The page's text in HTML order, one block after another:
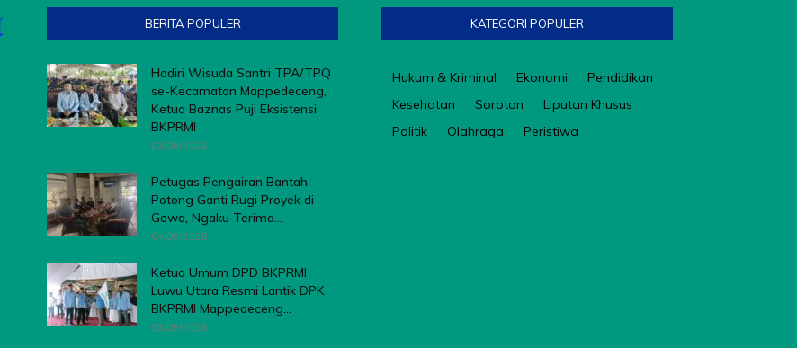
BERITA POPULER
Hadiri Wisuda Santri TPA/TPQ
se-Kecamatan Mappedeceng,
Ketua Baznas Puji Eksistensi
BKPRMI
03/08/2026
Petugas Pengairan Bantah
Potong Ganti Rugi Proyek di
Gowa, Ngaku Terima...
04/08/2026
Ketua Umum DPD BKPRMI
Luwu Utara Resmi Lantik DPK
BKPRMI Mappedeceng...
03/08/2026
KATEGORI POPULER
Hukum & Kriminal Ekonomi
Pendidikan
Kesehatan
Sorotan
Liputan Khusus
Politik
Olahraga Peristiwa